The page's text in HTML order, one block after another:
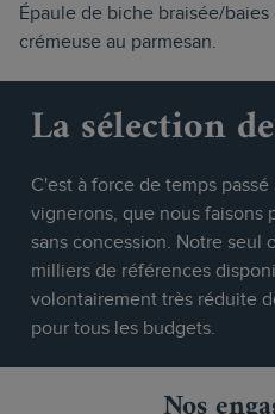
Épaule de biche braisée/
crémeuse au parmesan.
La sélection
C'est à force de temps
vignerons, que nous faisons
sans concession. Notre seul
milliers de références
volontairement très réduite
pour tous les budgets.